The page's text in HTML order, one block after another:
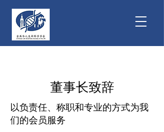
董事长致辞
以负责任、称职和专业的方式为我
们的会员服务